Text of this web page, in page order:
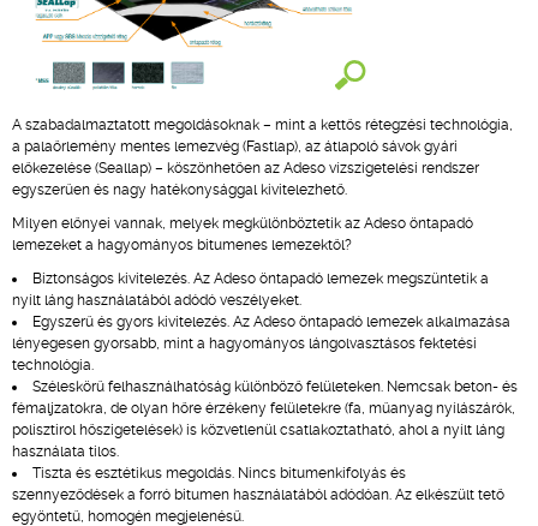
A szabadalmaztatott megoldásoknak – mint a kettős rétegzési technológia,
a palaőrlemény mentes lemezvég (Fastlap), az átlapoló sávok gyári
előkezelése (Seallap) – köszönhetően az Adeso vízszigetelési rendszer
egyszerűen és nagy hatékonysággal kivitelezhető.
Milyen előnyei vannak, melyek megkülönböztetik az Adeso öntapadó
lemezeket a hagyományos bitumenes lemezektől?
Biztonságos kivitelezés. Az Adeso öntapadó lemezek megszüntetik a
nyílt láng használatából adódó veszélyeket.
Egyszerű és gyors kivitelezés. Az Adeso öntapadó lemezek alkalmazása
lényegesen gyorsabb, mint a hagyományos lángolvasztásos fektetési
technológia.
Széleskörű felhasználhatóság különböző felületeken. Nemcsak beton- és
fémaljzatokra, de olyan hőre érzékeny felületekre (fa, műanyag nyílászárók,
polisztirol hőszigetelések) is közvetlenül csatlakoztatható, ahol a nyílt láng
használata tilos.
Tiszta és esztétikus megoldás. Nincs bitumenkifolyás és
szennyeződések a forró bitumen használatából adódóan. Az elkészült tető
egyöntetű, homogén megjelenésű.